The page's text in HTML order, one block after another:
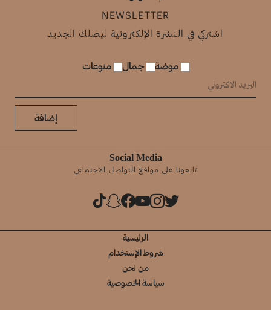
NEWSLETTER
اشتركي في النشرة الإلكترونية ليصلك الجديد
موضة جمال منوعات
إضافة
Social Media
تابعونا على مواقع التواصل الاجتماعي
الرئيسية
شروط الإستخدام
من نحن
سياسة الخصوصية